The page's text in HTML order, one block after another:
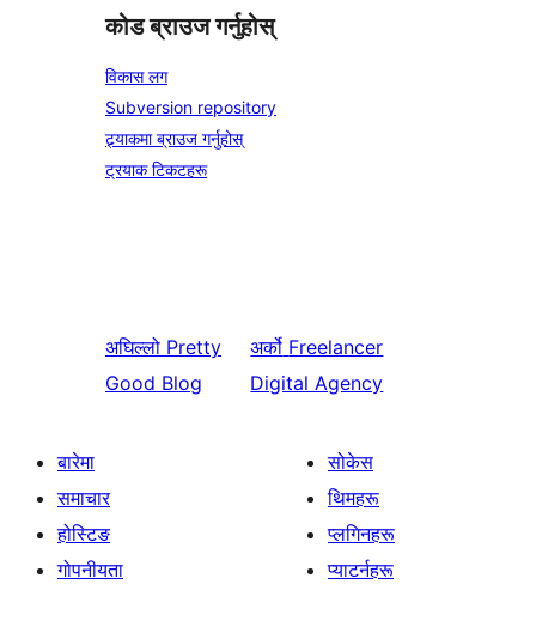
कोड ब्राउज गर्नुहोस्
विकास लग
Subversion repository
ट्र्याकमा ब्राउज गर्नुहोस्
ट्रयाक टिकटहरू
अघिल्लो Pretty
Good Blog
अर्को Freelancer
Digital Agency
बारेमा
समाचार
होस्टिङ
गोपनीयता
सोकेस
थिमहरू
प्लगिनहरू
प्याटर्नहरू